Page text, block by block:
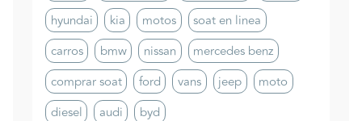
hyundai
kia motos
soat en linea
carros
bmw nissan
mercedes benz
comprar soat
ford vans jeep
moto
diesel
audi byd